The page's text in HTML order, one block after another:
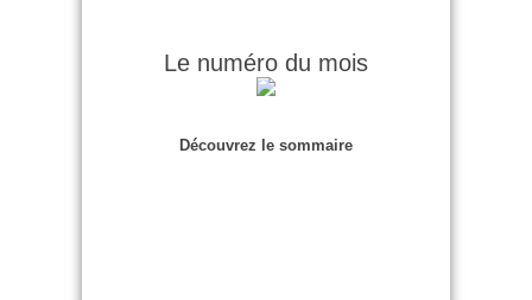
Le numéro du mois
Découvrez le sommaire